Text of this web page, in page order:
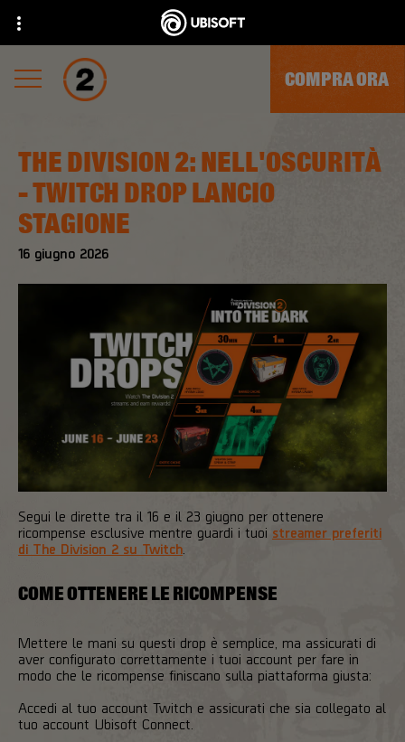
COMPRA ORA
16 giugno 2026
THE DIVISION 2: NELL'OSCURITÀ
- TWITCH DROP LANCIO
STAGIONE
Segui le dirette tra il 16 e il 23 giugno per ottenere
ricompense esclusive mentre guardi i tuoi streamer preferiti
di The Division 2 su Twitch
COME OTTENERE LE RICOMPENSE
Mettere le mani su questi drop è semplice, ma assicurati di
aver configurato correttamente i tuoi account per fare in
modo che le ricompense finiscano sulla piattaforma giusta:
Accedi al tuo account Twitch e assicurati che sia collegato al
tuo account Ubisoft Connect.